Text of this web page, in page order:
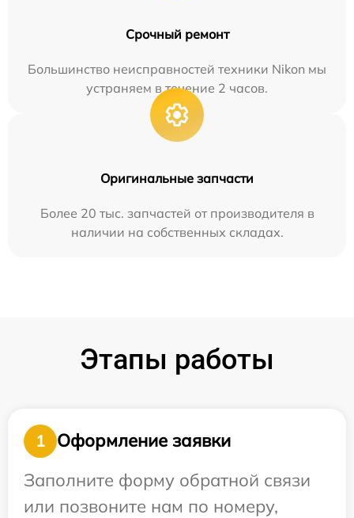
Срочный ремонт
Большинство неисправностей техники Nikon мы
устраняем в течение 2 часов.
Оригинальные запчасти
Более 20 тыс. запчастей от производителя в
наличии на собственных складах.
Этапы работы
1
Оформление заявки
Заполните форму обратной связи
или позвоните нам по номеру,